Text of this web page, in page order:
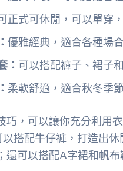
正式可休閒，可以單穿
優雅經典，適合各種場
： 可以搭配褲子、裙子
柔軟舒適，適合秋冬季
巧，可以讓你充分利用
搭配牛仔褲，打造出
還可以搭配A字裙和帆